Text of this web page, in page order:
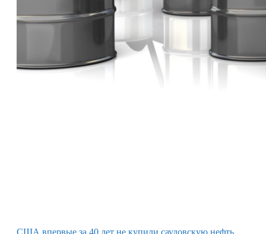
США впервые за 40 лет не купили саудовскую нефть